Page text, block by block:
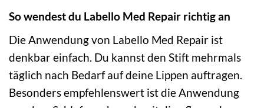
So wendest du Labello Med Repair richtig an
Die Anwendung von Labello Med Repair ist
denkbar einfach. Du kannst den Stift mehrmals
täglich nach Bedarf auf deine Lippen auftragen.
Besonders empfehlenswert ist die Anwendung